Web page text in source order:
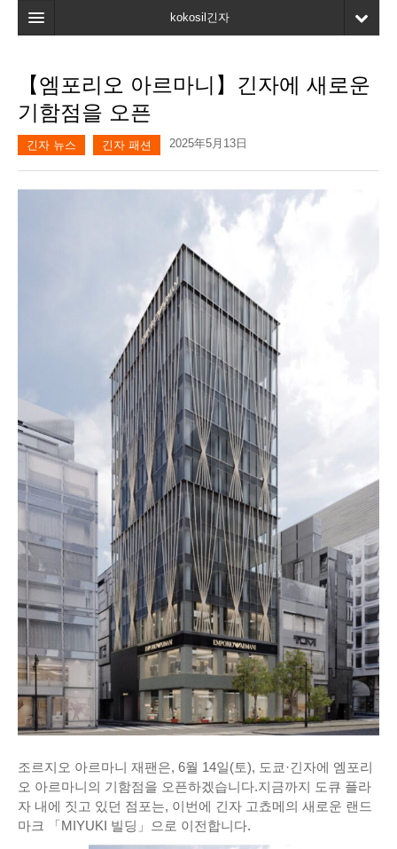
kokosil긴자
검색
최신정보
【엠포리오 아르마니】긴자에 새로운
기함점을 오픈
긴자 뉴스 긴자 패션 2025年5月13日
조르지오 아르마니 재팬은, 6월 14일(토), 도쿄·긴자에 엠포리
오 아르마니의 기함점을 오픈하겠습니다.지금까지 도큐 플라
자 내에 짓고 있던 점포는, 이번에 긴자 고쵸메의 새로운 랜드
마크 「MIYUKI 빌딩」으로 이전합니다.